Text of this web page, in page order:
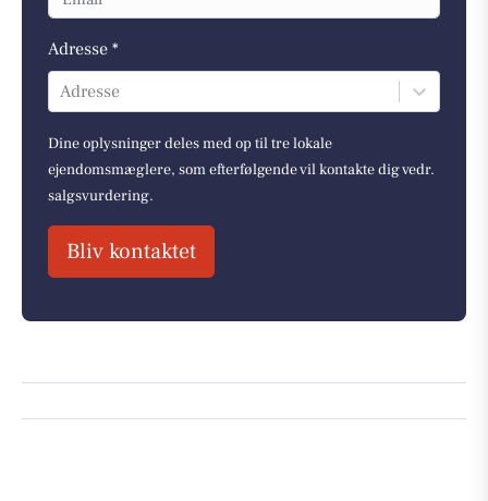
Adresse *
Adresse
Dine oplysninger deles med op til tre lokale
ejendomsmæglere, som efterfølgende vil kontakte dig vedr.
salgsvurdering.
Bliv kontaktet